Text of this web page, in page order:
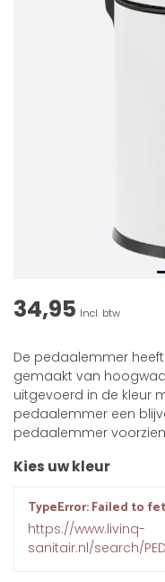
34,95 Incl. btw
De pedaalemmer
gemaakt van
uitgevoerd in de kleur
pedaalemmer een
pedaalemmer
Kies uw kleur
TypeError: Failed to
https://www.livinq-
sanitair.nl/search/